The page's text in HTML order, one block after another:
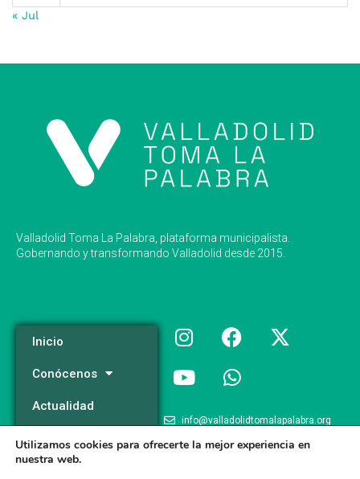
« Jul
Valladolid Toma La Palabra, plataforma municipalista.
Gobernando y transformando Valladolid desde 2015.
Inicio
Conócenos
Actualidad
Programa
info@valladolidtomalapalabra.org
+34 983 426 124
Utilizamos cookies para ofrecerte la mejor experiencia en
nuestra web.